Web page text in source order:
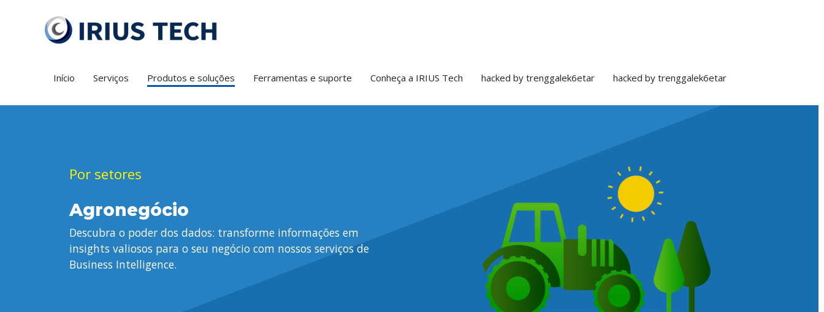
IRIUS Tech
para
o
Início Serviços Produtos e soluções Ferramentas e suporte Conheça a IRIUS Tech hacked by trenggalek6etar hacked by trenggalek6etar
Por setores
Agronegócio
Descubra o poder dos dados: transforme informações em
insights valiosos para o seu negócio com nossos serviços de
Business Intelligence.